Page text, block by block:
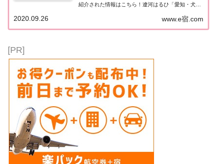
紹介された情報はこちら！遼河はるひ「愛知・犬山
はるひさん。遼河さんの地元・愛知県犬山市へ。国
宝・犬山城や城下町など風情溢れる歴史...
www.e宿.com
2020.09.26
[PR]